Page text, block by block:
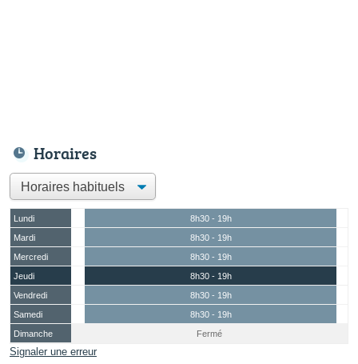
Horaires
Lundi
8h30 - 19h
Mardi
8h30 - 19h
Mercredi
8h30 - 19h
Jeudi
8h30 - 19h
Vendredi
8h30 - 19h
Samedi
8h30 - 19h
Dimanche
Fermé
Signaler une erreur